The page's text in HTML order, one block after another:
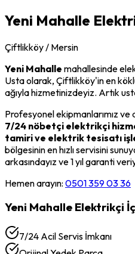
Yeni Mahalle
Çiftlikköy / Mersin
Yeni Mahalle mahallesinde
Usta olarak, Çiftlikköy'in en
ağıyla hizmetinizdeyiz. Artık
Profesyonel ekipmanlarımız
7/24 nöbetçi elektrikçi
tamiri ve elektrik tesisatı
bölgesinin en hızlı servisini
arkasındayız ve 1 yıl garanti
Hemen arayın: 0501 359 03 36
Yeni Mahalle Elektrikçi
7/24 Acil Servis İmkanı